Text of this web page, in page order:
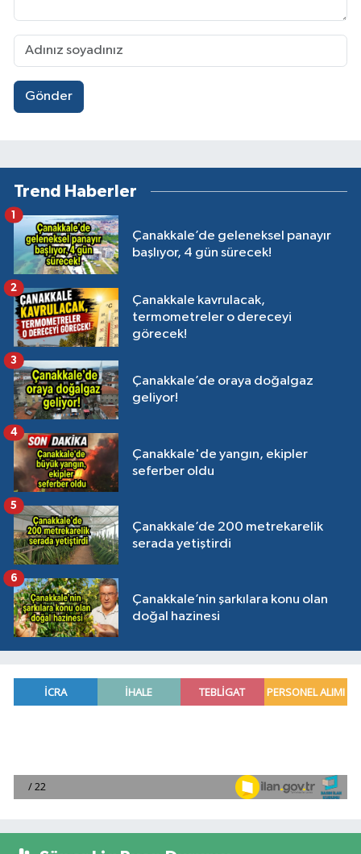
Gönder
Trend Haberler
Çanakkale’de geleneksel panayır
başlıyor, 4 gün sürecek!
1
Çanakkale kavrulacak,
termometreler o dereceyi
görecek!
2
Çanakkale’de oraya doğalgaz
geliyor!
3
Çanakkale'de yangın, ekipler
seferber oldu
4
Çanakkale’de 200 metrekarelik
serada yetiştirdi
5
Çanakkale’nin şarkılara konu olan
doğal hazinesi
6